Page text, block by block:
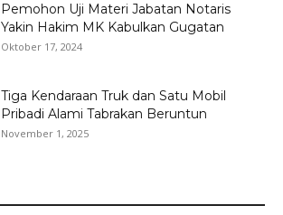
Pemohon Uji Materi Jabatan Notaris
Yakin Hakim MK Kabulkan Gugatan
Oktober 17, 2024
Tiga Kendaraan Truk dan Satu Mobil
Pribadi Alami Tabrakan Beruntun
November 1, 2025